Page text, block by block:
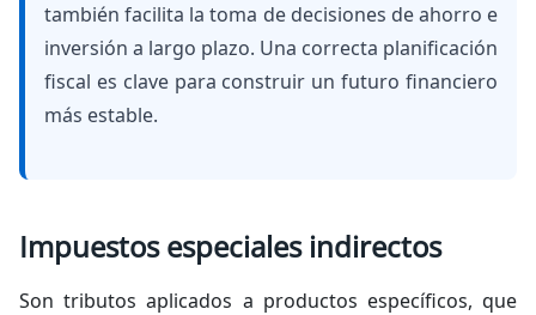
también facilita la toma de decisiones de ahorro e
inversión a largo plazo. Una correcta planificación
fiscal es clave para construir un futuro financiero
más estable.
Impuestos especiales indirectos
Son tributos aplicados a productos específicos, que